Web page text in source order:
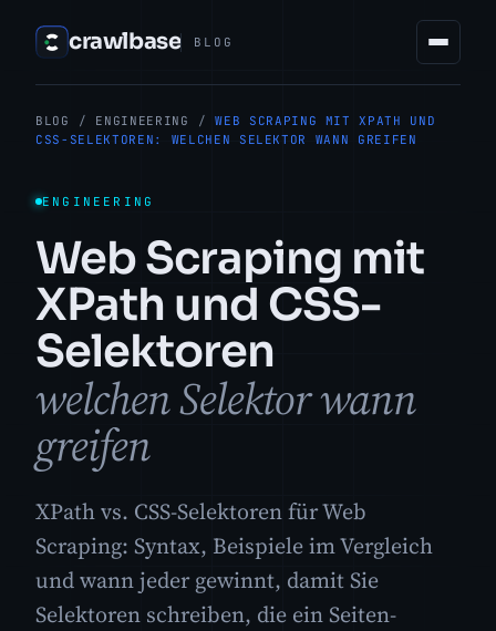
crawlbase BLOG
BLOG / ENGINEERING /
WEB SCRAPING MIT XPATH UND
CSS-SELEKTOREN: WELCHEN SELEKTOR WANN GREIFEN
ENGINEERING
Web Scraping mit
XPath und CSS-
Selektoren
welchen Selektor wann
greifen
XPath vs. CSS-Selektoren für Web
Scraping: Syntax, Beispiele im Vergleich
und wann jeder gewinnt, damit Sie
Selektoren schreiben, die ein Seiten-